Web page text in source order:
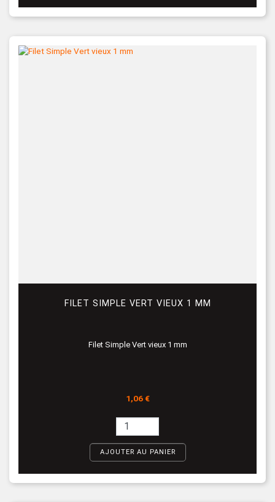
FILET SIMPLE VERT VIEUX 1 MM
Filet Simple Vert vieux 1 mm
Prix
1,06 €
AJOUTER AU PANIER